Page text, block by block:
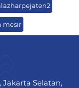
mesir
Jakarta Selatan,